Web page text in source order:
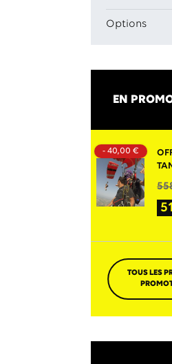
Options
EN
- 40,00 €
TOUS LES